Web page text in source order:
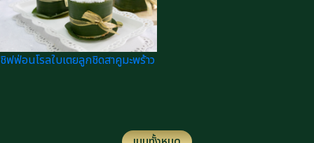
ชิฟฟ่อนโรลใบเตยลูกชิดสาคูมะพร้าว